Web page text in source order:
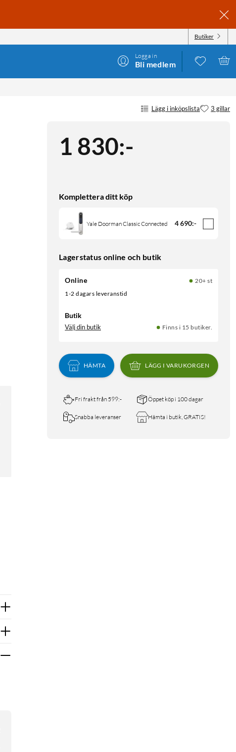
Butiker
Logga in
Bli medlem
Lägg i inköpslista 3 gillar
1 830:-
Komplettera ditt köp
Yale Doorman Classic Connected 4 690:-
Lagerstatus online och butik
Online
20+ st
1-2 dagars leveranstid
Butik
Välj din butik Finns i 15 butiker.
HÄMTA LÄGG I VARUKORGEN
Fri frakt från 599:- Öppet köp i 100 dagar
Snabba leveranser Hämta i butik, GRATIS!